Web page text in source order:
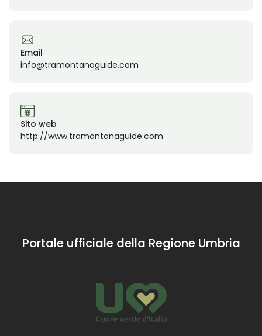
Email
info@tramontanaguide.com
Sito web
http://www.tramontanaguide.com
Portale ufficiale della Regione Umbria